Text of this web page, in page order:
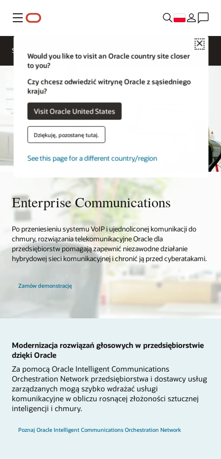
Menu
Close
Would you like to visit an Oracle country site closer
to you?
Czy chcesz odwiedzić witrynę Oracle z sąsiedniego
kraju?
Visit Oracle United States
Dziękuję, pozostanę tutaj.
See this page for a different country/region
Solutions
Enterprise Communications
Po przeniesieniu systemu VoIP i ujednoliconej komunikacji do
chmury, rozwiązania telekomunikacyjne Oracle dla
przedsiębiorstw pomagają zapewnić niezawodne działanie
hybrydowej sieci komunikacyjnej i chronić ją przed cyberatakami.
Zamów demonstrację
Modernizacja rozwiązań głosowych w przedsiębiorstwie
dzięki Oracle
Za pomocą Oracle Intelligent Communications
Orchestration Network przedsiębiorstwa i dostawcy usług
zarządzanych mogą szybko wdrażać usługi
komunikacyjne w obliczu rosnącej złożoności sztucznej
inteligencji i chmury.
Poznaj Oracle Intelligent Communications Orchestration Network